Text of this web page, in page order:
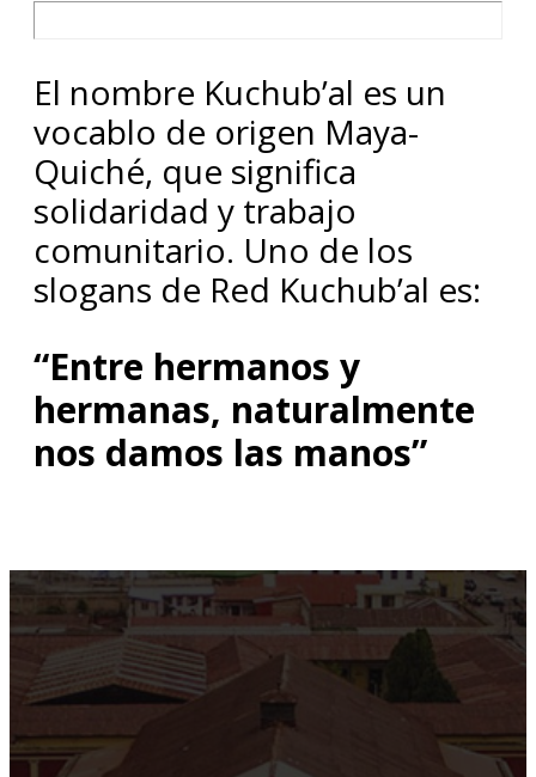
El nombre Kuchub’al es un
vocablo de origen Maya-
Quiché, que significa
solidaridad y trabajo
comunitario. Uno de los
slogans de Red Kuchub’al es:
“Entre hermanos y
hermanas, naturalmente
nos damos las manos”